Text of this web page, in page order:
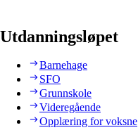
Utdanningsløpet
Barnehage
SFO
Grunnskole
Videregående
Opplæring for voksne